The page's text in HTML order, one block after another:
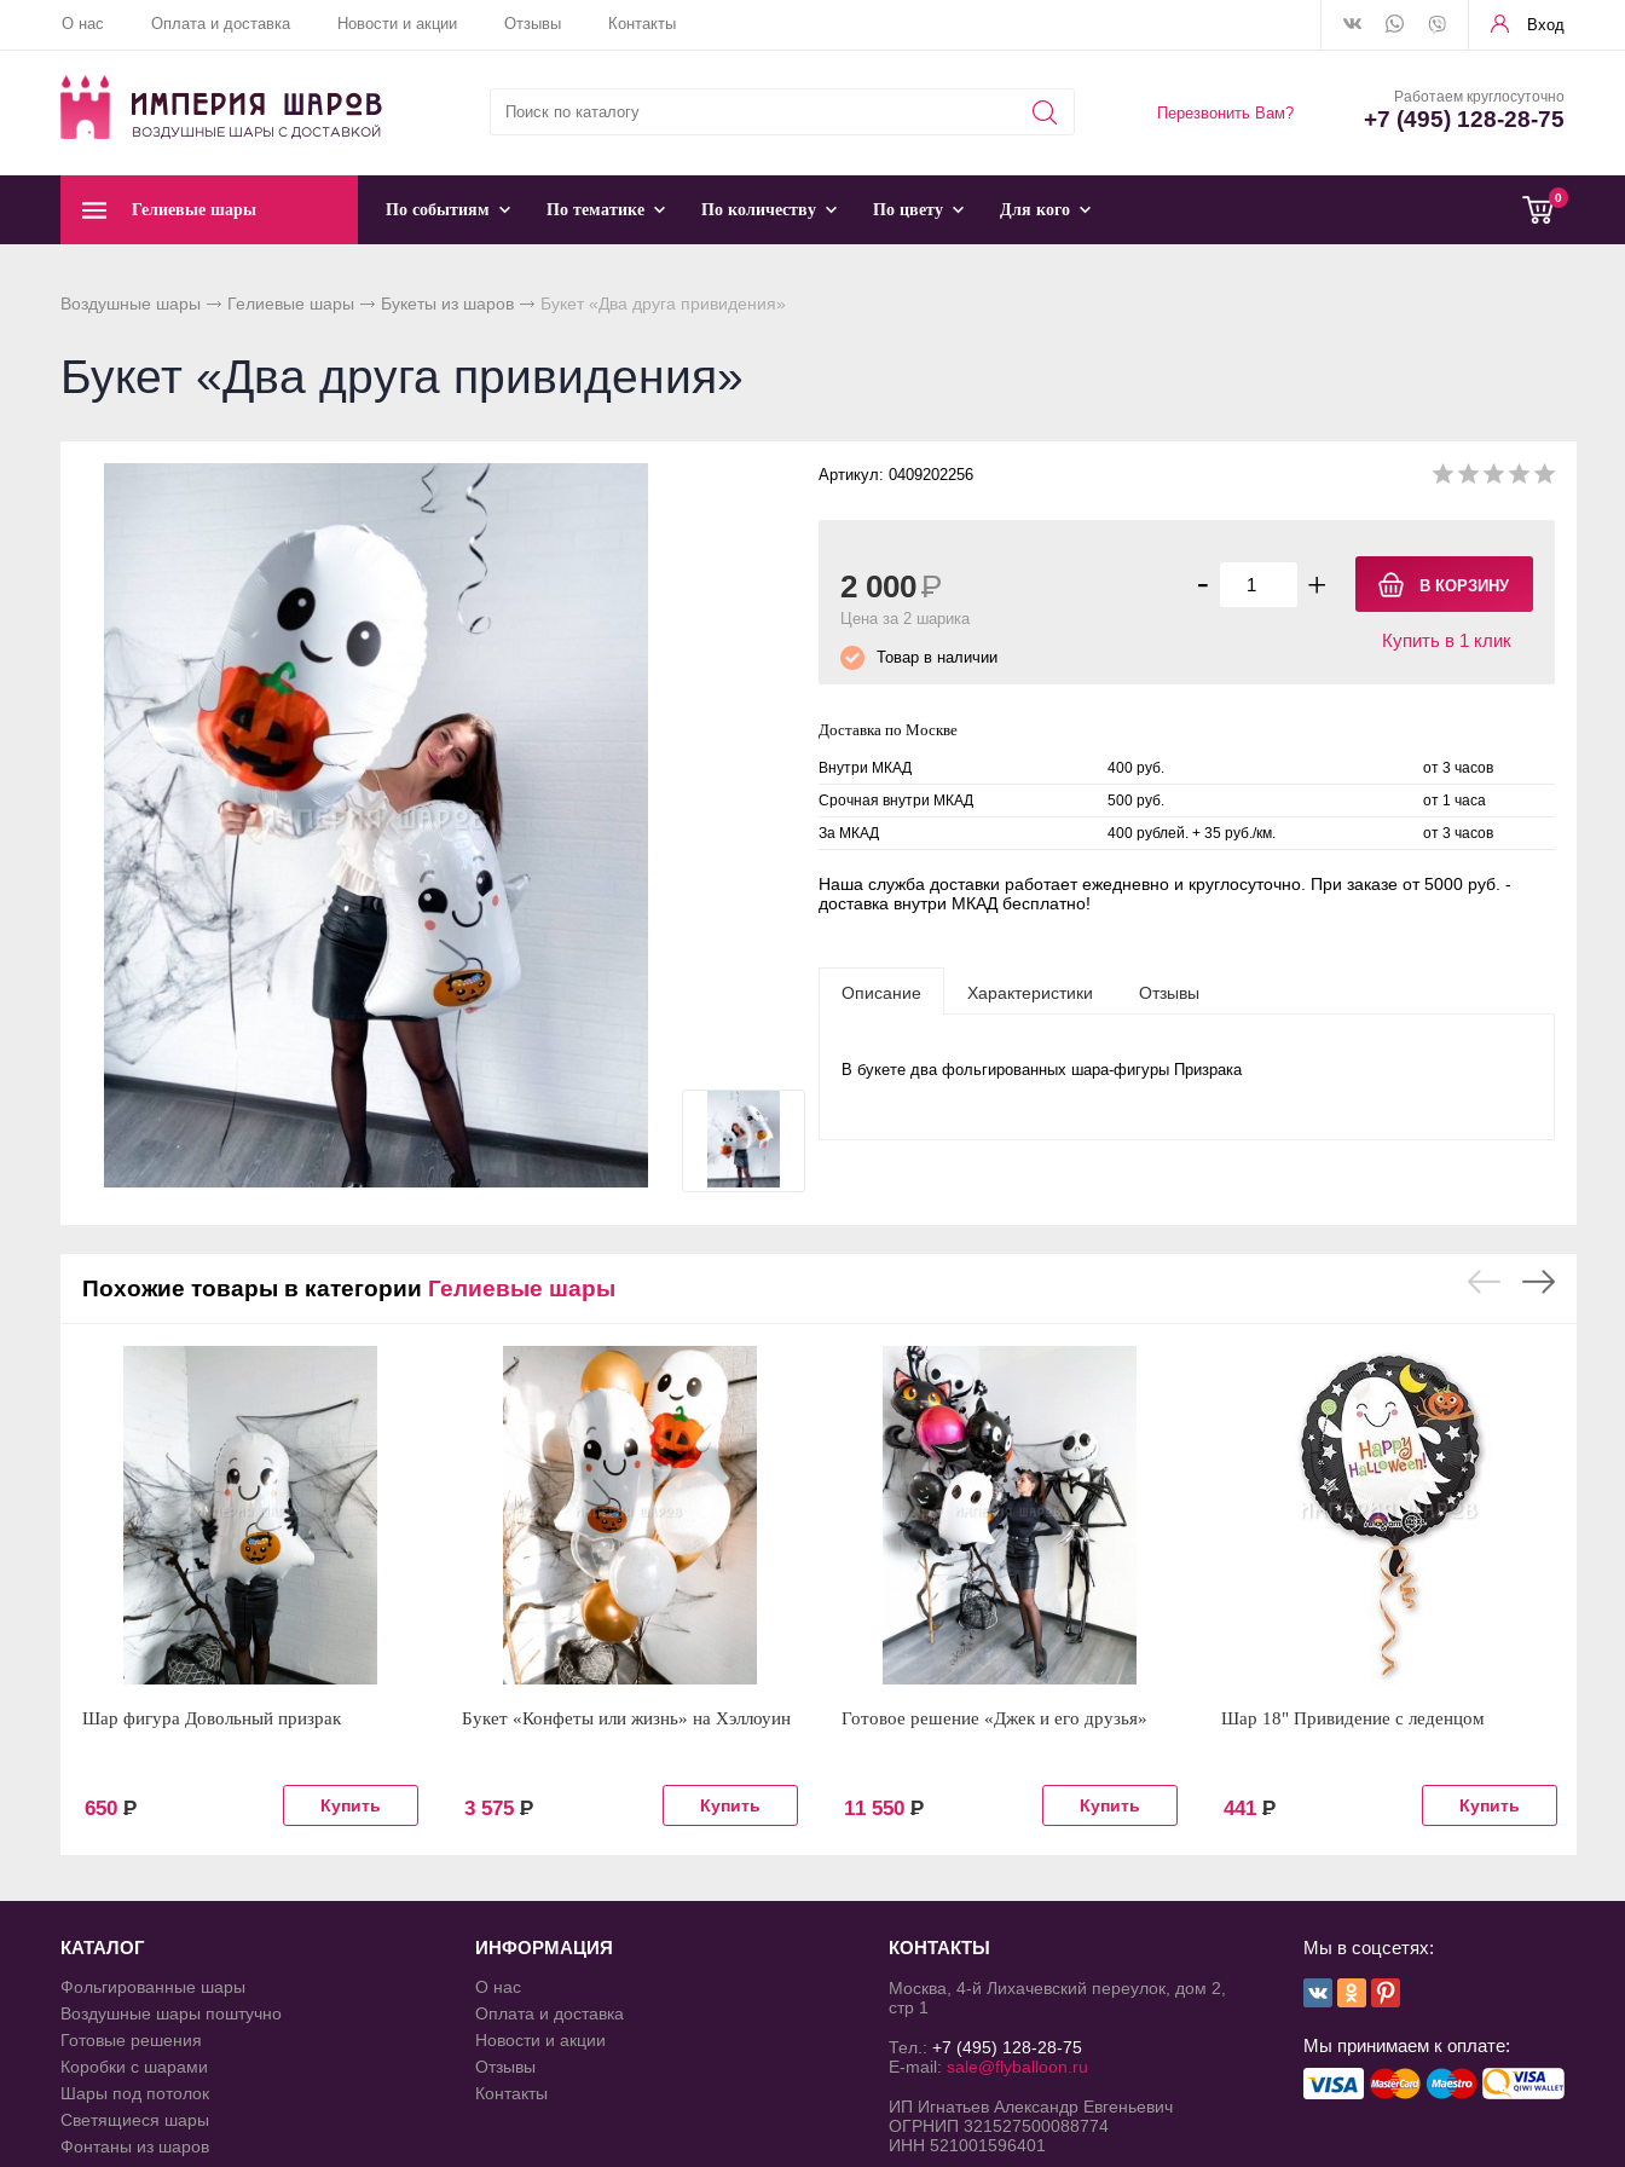
О нас Оплата и доставка Новости и акции Отзывы Контакты Вход
Перезвонить Вам?
Работаем круглосуточно
+7 (495) 128-28-75
0
Гелиевые шары По событиям По тематике По количеству По цвету Для кого
Воздушные шары Гелиевые шары Букеты из шаров Букет «Два друга привидения»
Букет «Два друга привидения»
Артикул: 0409202256
- +
Купить в 1 клик
2 000Р
Цена за 2 шарика
Товар в наличии
Доставка по Москве
Внутри МКАД 400 руб.
от 3 часов
Срочная внутри МКАД
500 руб.
от 1 часа
За МКАД
400 рублей. + 35 руб./км. от 3 часов
Наша служба доставки работает ежедневно и круглосуточно. При заказе от 5000 руб. -
доставка внутри МКАД бесплатно!
Описание Характеристики Отзывы
В букете два фольгированных шара-фигуры Призрака
Похожие товары в категории Гелиевые шары
Шар фигура Довольный призрак
650 Р
Букет «Конфеты или жизнь» на Хэллоуин
3 575 Р
Готовое решение «Джек и его друзья»
11 550 Р
Шар 18" Привидение с леденцом
441 Р
КАТАЛОГ
Фольгированные шары
Воздушные шары поштучно
Готовые решения
Коробки с шарами
Шары под потолок
Светящиеся шары
Фонтаны из шаров
ИНФОРМАЦИЯ
О нас
Оплата и доставка
Новости и акции
Отзывы
Контакты
КОНТАКТЫ
Москва, 4-й Лихачевский переулок, дом 2,
стр 1
Тел.:+7 (495) 128-28-75
E-mail:sale@flyballoon.ru
ИП Игнатьев Александр Евгеньевич
ОГРНИП 321527500088774
ИНН 521001596401
Мы в соцсетях:
Мы принимаем к оплате: